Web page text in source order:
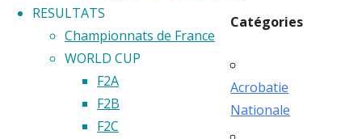
RESULTATS
Championnats de France
WORLD CUP
F2A
F2B
F2C
Catégories
Acrobatie
Nationale